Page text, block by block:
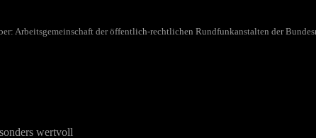
Arbeitsgemeinschaft der öffentlich-rechtlichen Rundfunkanstalten der
wertvoll